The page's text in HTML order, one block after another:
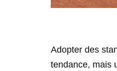
Adopter des
tendance, mais